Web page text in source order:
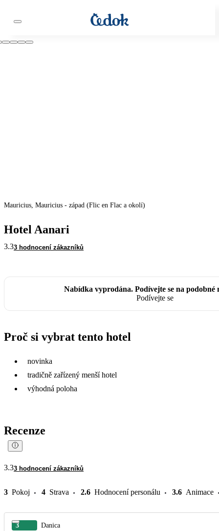
Mauricius, Mauricius - západ (Flic en Flac a okolí)
Hotel Aanari
3.33 hodnocení zákazníků
Nabídka vyprodána. Podívejte se na podobné
Podívejte se
Proč si vybrat tento hotel
novinka
tradičně zařízený menší hotel
výhodná poloha
Recenze
3.33 hodnocení zákazníků
3 Pokoj 4 Strava 2.6 Hodnocení personálu 3.6 Animace
3 Danica